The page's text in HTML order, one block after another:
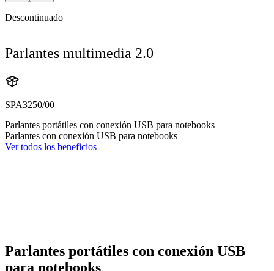
Descontinuado
Parlantes multimedia 2.0
SPA3250/00
Parlantes portátiles con conexión USB para notebooks
Parlantes con conexión USB para notebooks
Ver todos los beneficios
Parlantes portátiles con conexión USB
para notebooks